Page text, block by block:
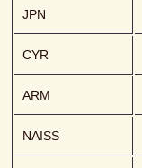
JPN
CYR
ARM
NAISS